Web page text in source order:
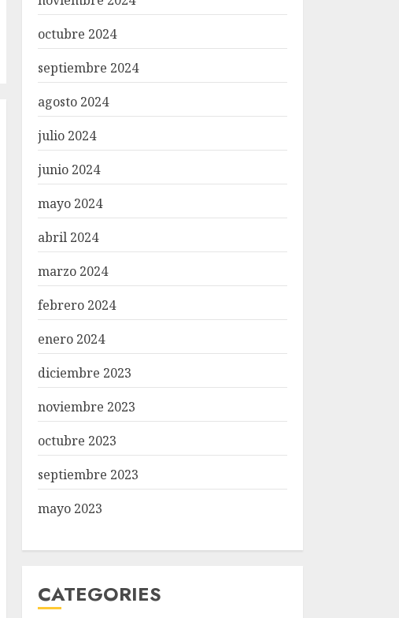
octubre 2024
septiembre 2024
agosto 2024
julio 2024
junio 2024
mayo 2024
abril 2024
marzo 2024
febrero 2024
enero 2024
diciembre 2023
noviembre 2023
octubre 2023
septiembre 2023
mayo 2023
CATEGORIES